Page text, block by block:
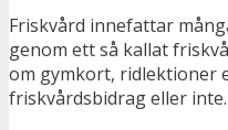
Friskvård innefattar
genom ett så kallat
om gymkort, ridlektioner
friskvårdsbidrag eller inte.